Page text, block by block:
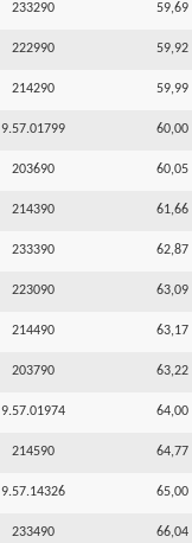
233290 59,69
222990 59,92
214290 59,99
9.57.01799 60,00
203690 60,05
214390 61,66
233390 62,87
223090 63,09
214490 63,17
203790 63,22
9.57.01974 64,00
214590 64,77
9.57.14326 65,00
233490 66,04